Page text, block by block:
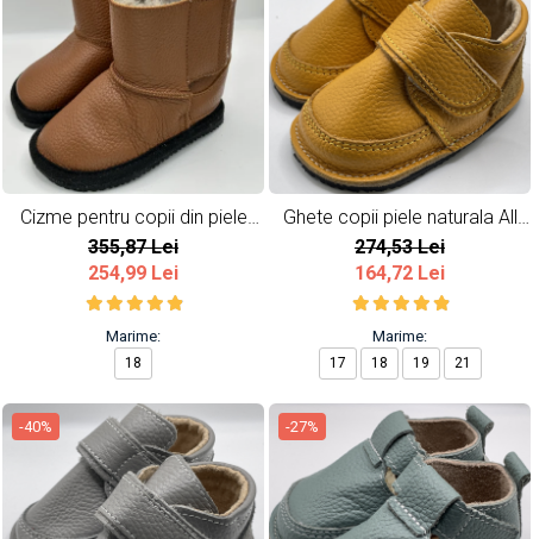
Cizme pentru copii din piele
naturala All Brown
355,87 Lei
254,99 Lei
Marime:
18
Ghete copii piele naturala All
Yellow
274,53 Lei
164,72 Lei
Marime:
17 18 19 21
-40% -27%